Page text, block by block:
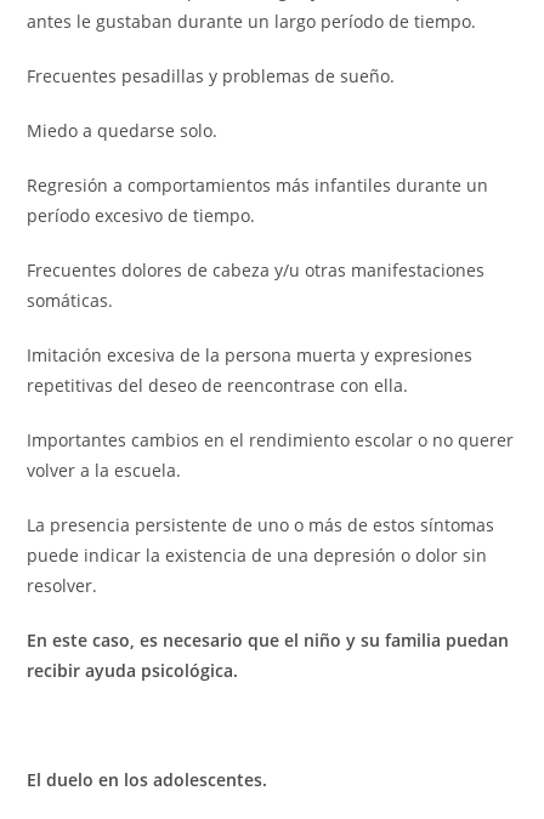
antes le gustaban durante un largo período de tiempo.
Frecuentes pesadillas y problemas de sueño.
Miedo a quedarse solo.
Regresión a comportamientos más infantiles durante un
período excesivo de tiempo.
Frecuentes dolores de cabeza y/u otras manifestaciones
somáticas.
Imitación excesiva de la persona muerta y expresiones
repetitivas del deseo de reencontrase con ella.
Importantes cambios en el rendimiento escolar o no querer
volver a la escuela.
La presencia persistente de uno o más de estos síntomas
puede indicar la existencia de una depresión o dolor sin
resolver.
En este caso, es necesario que el niño y su familia puedan
recibir ayuda psicológica.
El duelo en los adolescentes.